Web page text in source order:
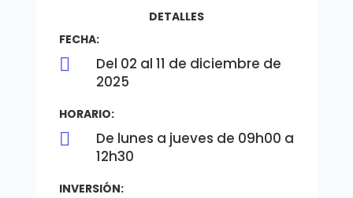
DETALLES
FECHA:

Del 02 al 11 de diciembre de
2025
HORARIO:

De lunes a jueves de 09h00 a
12h30
INVERSIÓN: